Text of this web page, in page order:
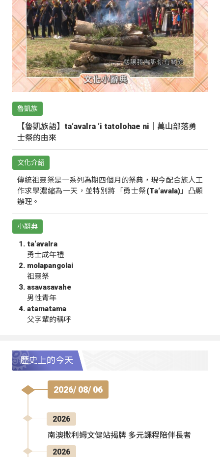
魯凱族
【魯凱族語】ta‘avalra ‘i tatolohae ni｜萬山部落勇
士祭的由來
文化介紹
傳統祖靈祭是一系列為期四個月的祭典，現今配合族人工
作求學濃縮為一天，並特別將「勇士祭(Ta‘avala)」凸顯
辦理。
小辭典
ta‘avalra
勇士成年禮
molapangolai
祖靈祭
asavasavahe
男性青年
atamatama
父字輩的稱呼
歷史上的今天
2026/ 08/ 06
2026
南澳撒利姆文健站揭牌 多元課程陪伴長者
2026